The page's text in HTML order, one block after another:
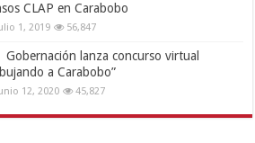
CLAP en Carabobo
1, 2019 56,847
Gobernación lanza concurso virtual
a Carabobo”
12, 2020 45,827